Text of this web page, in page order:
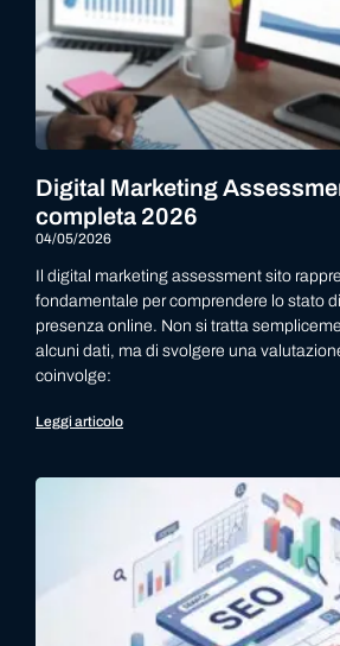
Digital Marketing
completa 2026
04/05/2026
Il digital marketing assessment sito
fondamentale per comprendere lo stato
presenza online. Non si tratta
alcuni dati, ma di svolgere una
coinvolge:
Leggi articolo